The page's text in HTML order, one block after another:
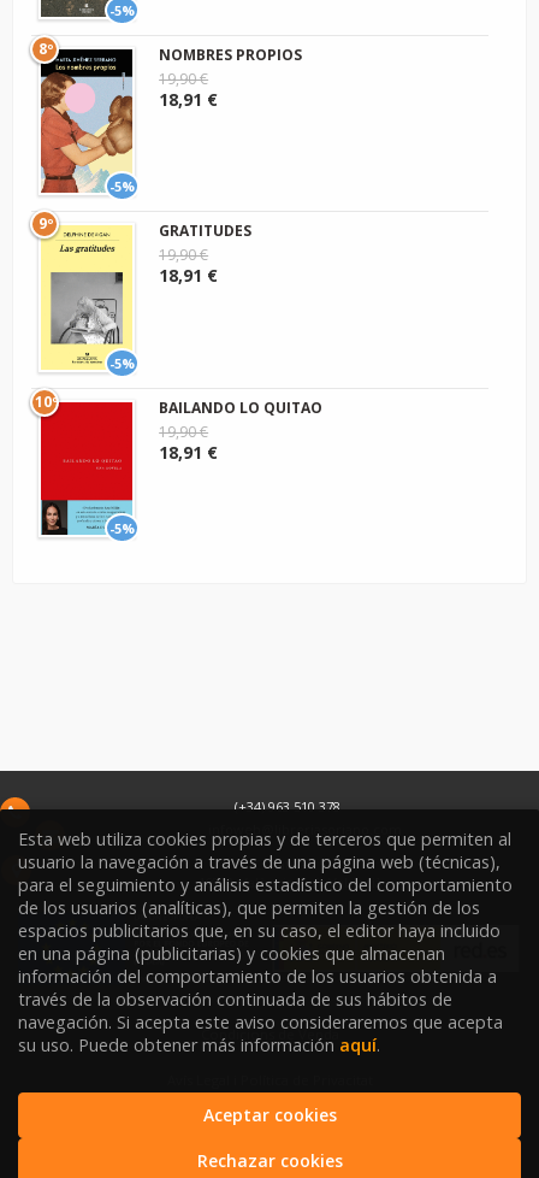
-5%
-5%
8º
NOMBRES PROPIOS
19,90 €
18,91 €
-5%
9º
GRATITUDES
19,90 €
18,91 €
-5%
10º
BAILANDO LO QUITAO
19,90 €
18,91 €
(+34) 963 510 378
infoweb@libreriasoriano.com
C/ Xàtiva 15
46002 València País Valencià
Condicions de Venda
Política de Protecció de Dades
Política de Cookies
Esta web utiliza cookies propias y de terceros que permiten al
usuario la navegación a través de una página web (técnicas),
para el seguimiento y análisis estadístico del comportamiento
de los usuarios (analíticas), que permiten la gestión de los
espacios publicitarios que, en su caso, el editor haya incluido
en una página (publicitarias) y cookies que almacenan
información del comportamiento de los usuarios obtenida a
través de la observación continuada de sus hábitos de
navegación. Si acepta este aviso consideraremos que acepta
su uso. Puede obtener más información aquí.
Rechazar cookies
Aceptar cookies